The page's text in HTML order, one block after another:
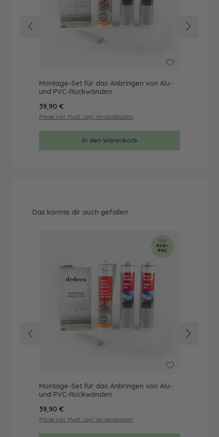
Montage-Set für das Anbringen von Alu-
und PVC-Rückwänden
Regulärer Preis:
39,90 €
Preise inkl. MwSt. zzgl. Versandkosten
In den Warenkorb
Produktgalerie überspringen
Das könnte dir auch gefallen
Montage-Set für das Anbringen von Alu-
und PVC-Rückwänden
Regulärer Preis:
39,90 €
Preise inkl. MwSt. zzgl. Versandkosten